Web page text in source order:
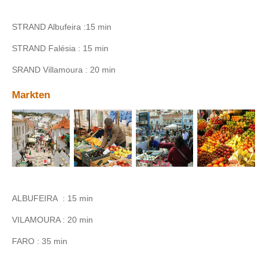
STRAND Albufeira :15 min
STRAND Falésia : 15 min
SRAND Villamoura : 20 min
Markten
ALBUFEIRA : 15 min
VILAMOURA : 20 min
FARO : 35 min